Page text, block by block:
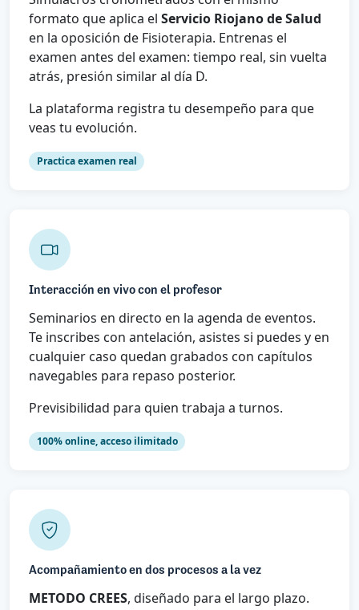
formato que aplica el Servicio Riojano de Salud
en la oposición de Fisioterapia. Entrenas el
examen antes del examen: tiempo real, sin vuelta
atrás, presión similar al día D.
La plataforma registra tu desempeño para que
veas tu evolución.
Practica examen real
Interacción en vivo con el profesor
Seminarios en directo en la agenda de eventos.
Te inscribes con antelación, asistes si puedes y en
cualquier caso quedan grabados con capítulos
navegables para repaso posterior.
Previsibilidad para quien trabaja a turnos.
100% online, acceso ilimitado
Acompañamiento en dos procesos a la vez
METODO CREES, diseñado para el largo plazo.